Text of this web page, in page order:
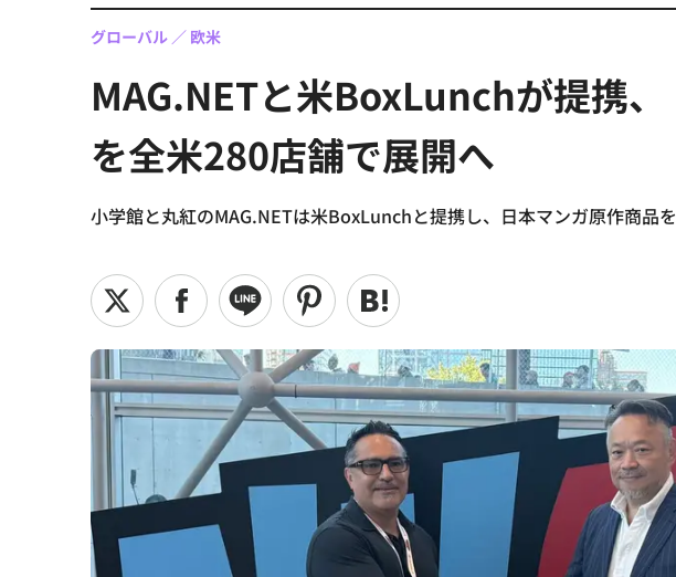
MAG.NETと米BoxLunchが提携
を全米280店舗で展開へ
小学館と丸紅のMAG.NETは米BoxLunchと提携し、日本マンガ原作商品
グローバル 欧米